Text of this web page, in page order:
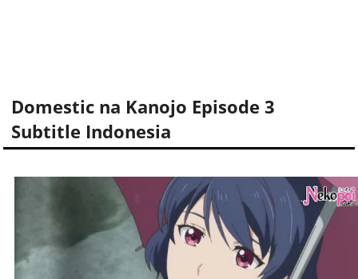
Domestic na Kanojo Episode 3
Subtitle Indonesia